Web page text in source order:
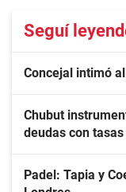
Seguí
Concejal intimó
Chubut
deudas con
Padel: Tapia y